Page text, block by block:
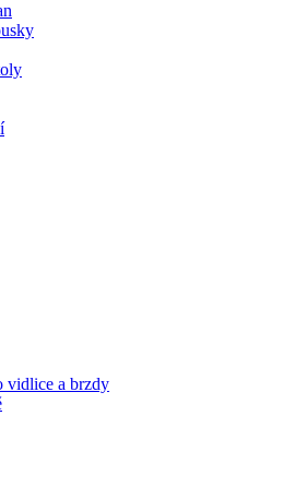
vidlice a brzdy